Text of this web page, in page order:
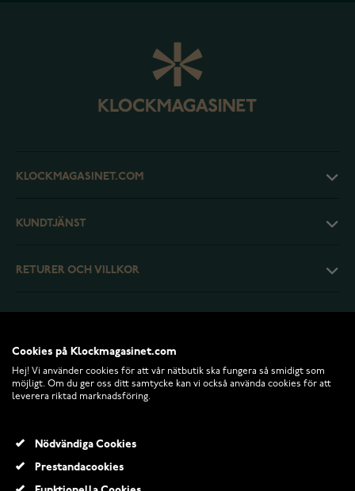
KLOCKMAGASINET.COM
KUNDTJÄNST
RETURER OCH VILLKOR
Cookies på Klockmagasinet.com
Hej! Vi använder cookies för att vår nätbutik ska fungera så smidigt som
möjligt. Om du ger oss ditt samtycke kan vi också använda cookies för att
leverera riktad marknadsföring.
Nödvändiga Cookies
Prestandacookies